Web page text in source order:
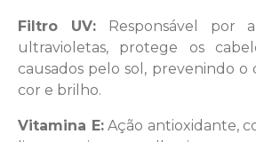
Filtro UV:Responsável por
ultravioletas, protege os
causados pelo sol, prevenindo o
cor e brilho.
Vitamina E:Ação antioxidante,